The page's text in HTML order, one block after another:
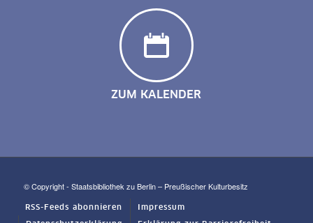
ZUM KALENDER
© Copyright - Staatsbibliothek zu Berlin – Preußischer Kulturbesitz
RSS-Feeds abonnieren Impressum